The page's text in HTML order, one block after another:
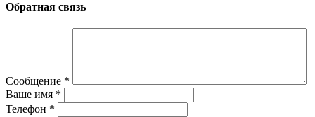
Обратная связь
Сообщение *
Ваше имя *
Телефон *